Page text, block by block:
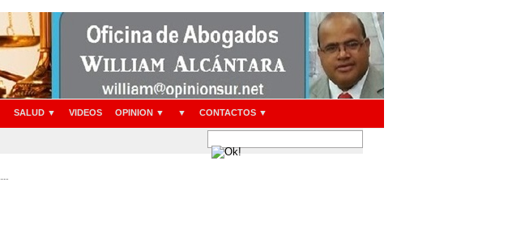
SALUD ▼ VIDEOS OPINION ▼ ▼ CONTACTOS ▼